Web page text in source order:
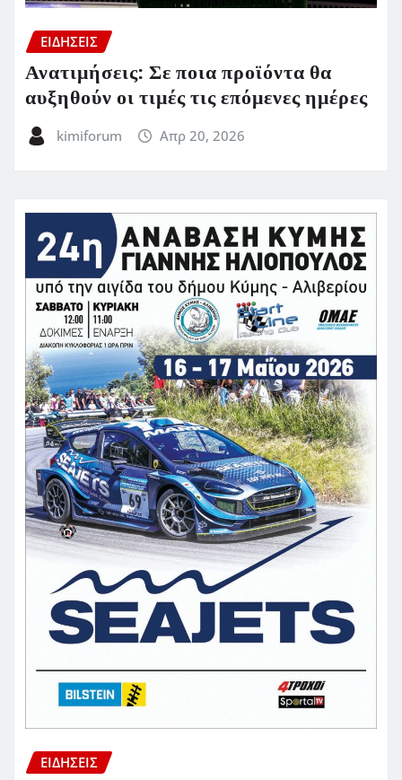
ΕΙΔΗΣΕΙΣ
Ανατιμήσεις: Σε ποια προϊόντα θα
αυξηθούν οι τιμές τις επόμενες ημέρες
kimiforum Απρ 20, 2026
ΕΙΔΗΣΕΙΣ